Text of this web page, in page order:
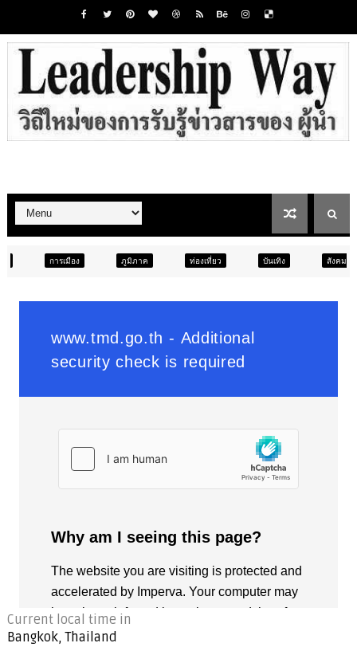
ภูมิภาค ท่องเที่ยว
Current local time in
Bangkok, Thailand